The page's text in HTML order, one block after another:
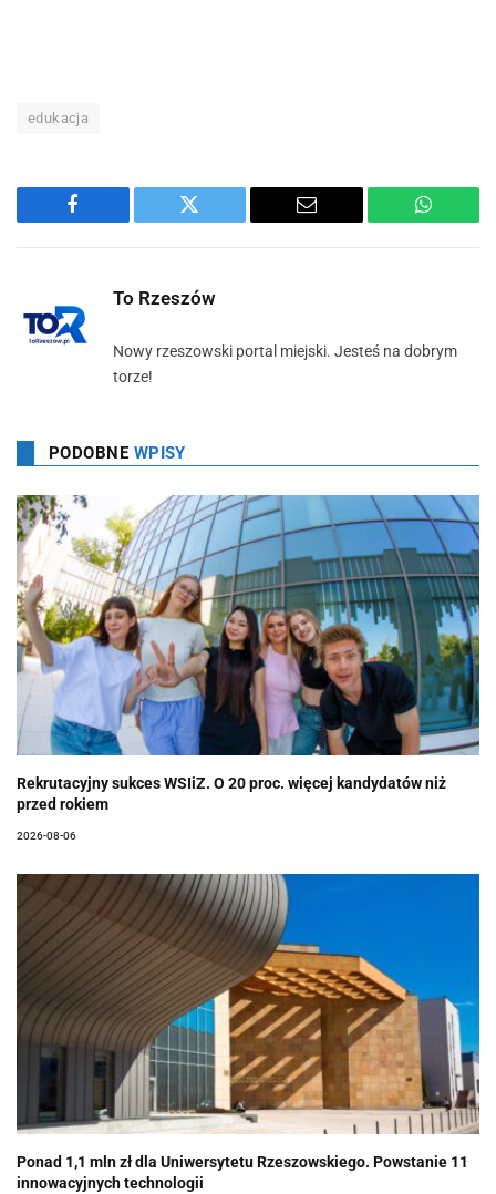
edukacja
Facebook Twitter Email
To Rzeszów
Nowy rzeszowski portal miejski. Jesteś na dobrym
torze!
PODOBNE WPISY
Rekrutacyjny sukces WSIiZ. O 20 proc. więcej kandydatów niż
przed rokiem
2026-08-06
Ponad 1,1 mln zł dla Uniwersytetu Rzeszowskiego. Powstanie 11
innowacyjnych technologii